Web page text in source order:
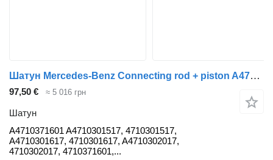
Шатун Mercedes-Benz Connecting rod + piston A4710371601 до тягача Mercedes-Benz Actros
97,50 € ≈ 5 016 грн
Шатун
A4710371601 A4710301517, 4710301517,
A4710301617, 4710301617, A4710302017,
4710302017, 4710371601,...